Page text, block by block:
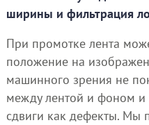
ширины и фильтрация
При промотке лента
положение на
машинного зрения не
между лентой и фоном и
сдвиги как дефекты. Мы